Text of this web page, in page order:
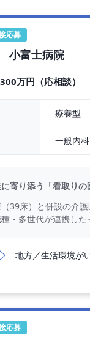
応募
小富士病院
万円（応相談）
療養型
に寄り添う「看取り
39床）と併設の介
・多世代が連携した
地方／生活環境が
応募